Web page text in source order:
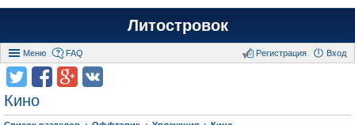
Литостровок
Меню FAQ Вход
Регистрация
Кино